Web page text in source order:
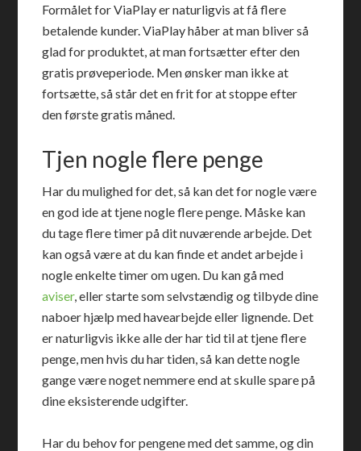
Formålet for ViaPlay er naturligvis at få flere
betalende kunder. ViaPlay håber at man bliver så
glad for produktet, at man fortsætter efter den
gratis prøveperiode. Men ønsker man ikke at
fortsætte, så står det en frit for at stoppe efter
den første gratis måned.
Tjen nogle flere penge
Har du mulighed for det, så kan det for nogle være
en god ide at tjene nogle flere penge. Måske kan
du tage flere timer på dit nuværende arbejde. Det
kan også være at du kan finde et andet arbejde i
nogle enkelte timer om ugen. Du kan gå med
aviser, eller starte som selvstændig og tilbyde dine
naboer hjælp med havearbejde eller lignende. Det
er naturligvis ikke alle der har tid til at tjene flere
penge, men hvis du har tiden, så kan dette nogle
gange være noget nemmere end at skulle spare på
dine eksisterende udgifter.
Har du behov for pengene med det samme, og din